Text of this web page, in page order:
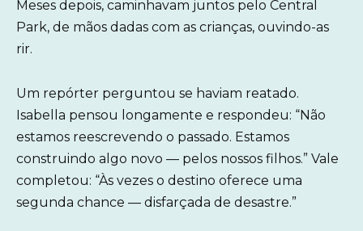
Meses depois, caminhavam juntos pelo Central
Park, de mãos dadas com as crianças, ouvindo-as
rir.
Um repórter perguntou se haviam reatado.
Isabella pensou longamente e respondeu: “Não
estamos reescrevendo o passado. Estamos
construindo algo novo — pelos nossos filhos.” Vale
completou: “Às vezes o destino oferece uma
segunda chance — disfarçada de desastre.”